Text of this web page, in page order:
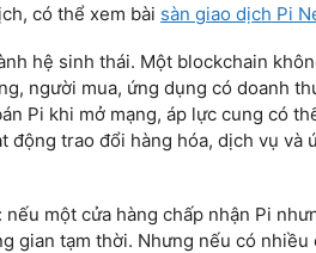
có thể xem bài sàn giao dịch Pi
hệ sinh thái. Một blockchain
người mua, ứng dụng có doanh
Pi khi mở mạng, áp lực cung có
động trao đổi hàng hóa, dịch vụ và
một cửa hàng chấp nhận Pi
gian tạm thời. Nhưng nếu có nhiều